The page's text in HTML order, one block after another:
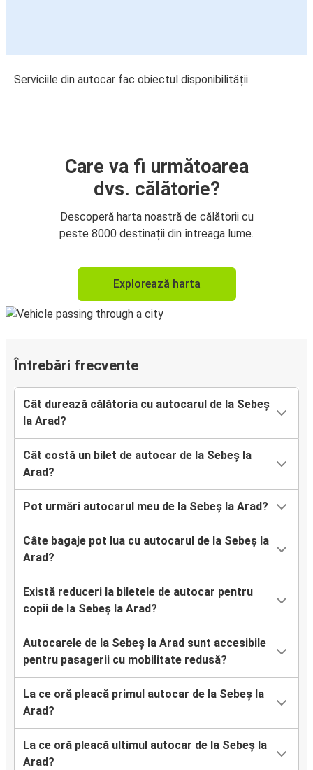
Serviciile din autocar fac obiectul disponibilității
Care va fi următoarea
dvs. călătorie?
Descoperă harta noastră de călătorii cu
peste 8000 destinații din întreaga lume.
Explorează harta
Întrebări frecvente
Cât durează călătoria cu autocarul de la Sebeș
la Arad?
Cât costă un bilet de autocar de la Sebeș la
Arad?
Pot urmări autocarul meu de la Sebeș la Arad?
Câte bagaje pot lua cu autocarul de la Sebeș la
Arad?
Există reduceri la biletele de autocar pentru
copii de la Sebeș la Arad?
Autocarele de la Sebeș la Arad sunt accesibile
pentru pasagerii cu mobilitate redusă?
La ce oră pleacă primul autocar de la Sebeș la
Arad?
La ce oră pleacă ultimul autocar de la Sebeș la
Arad?